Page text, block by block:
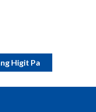
Higit Pa